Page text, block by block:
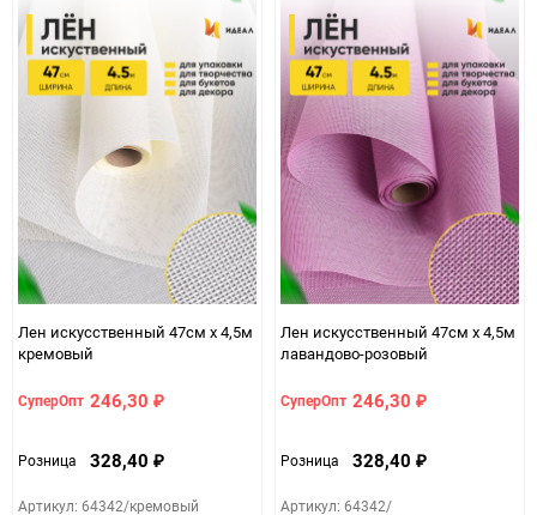
Лен искусственный 47см х 4,5м
кремовый
СуперОпт 246,30 ₽
Розница 328,40 ₽
Артикул: 64342/кремовый
Лен искусственный 47см х 4,5м
лавандово-розовый
СуперОпт 246,30 ₽
Розница 328,40 ₽
Артикул: 64342/